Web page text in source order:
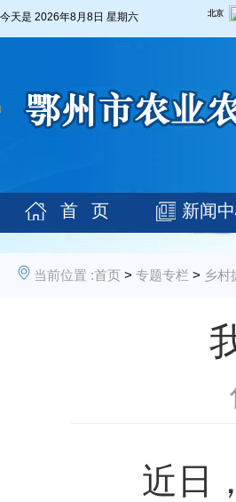
今天是 2026年8月8日 星期六
首 页 新闻
当前位置 :首页 > 专题专栏 > 乡村
近日，